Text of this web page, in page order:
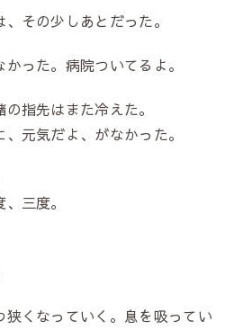
その少しあとだった。
った。病院ついてるよ。
指先はまた冷えた。
元気だよ、がなかった。
三度。
くなっていく。息を吸ってい